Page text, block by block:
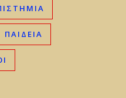
ΠΑΙΔΕΊΑ